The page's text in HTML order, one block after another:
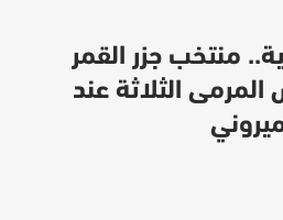
منتخب جزر القمر
الثلاثة عند